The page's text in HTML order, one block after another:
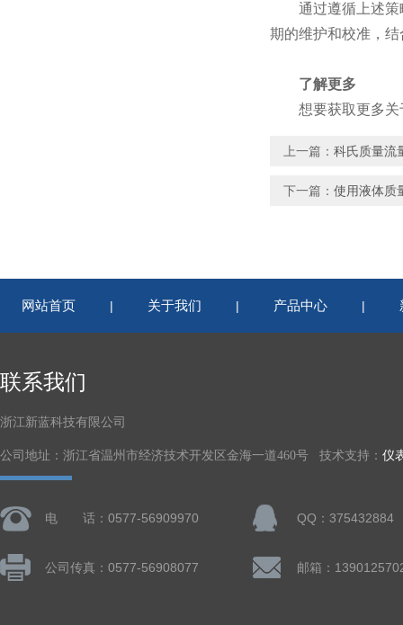
通过遵循上述策略
期的维护和校准，
了解更多
想要获取更多关于
上一篇： 科氏质量流
下一篇： 使用液体质
网站首页 | 关于我们 | 产品中心 |
联系我们
浙江新蓝科技有限公司
公司地址：浙江省温州市经济技术开发区金海一道460号 技术支持： 仪
电 话：0577-56909970 QQ：375432884
公司传真：0577-56908077